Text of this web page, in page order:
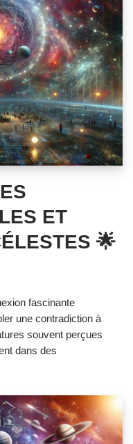
ET
🌟
fascinante
une contradiction à
souvent perçues
dans des